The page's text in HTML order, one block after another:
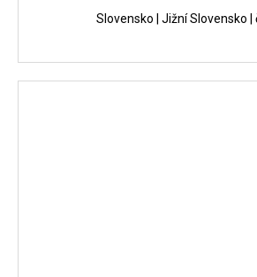
Slovensko | Jižní Slovensko |